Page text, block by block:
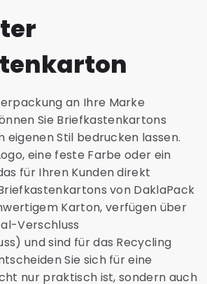
an Ihre Marke
Sie Briefkastenkartons
eigenen Stil bedrucken lassen.
eine feste Farbe oder ein
für Ihren Kunden direkt
von DaklaPack
Karton, verfügen über
Verschluss
und sind für das Recycling
Sie sich für eine
nur praktisch ist, sondern auch